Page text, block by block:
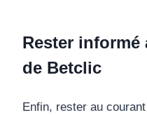
Rester informé
de Betclic
Enfin, rester au